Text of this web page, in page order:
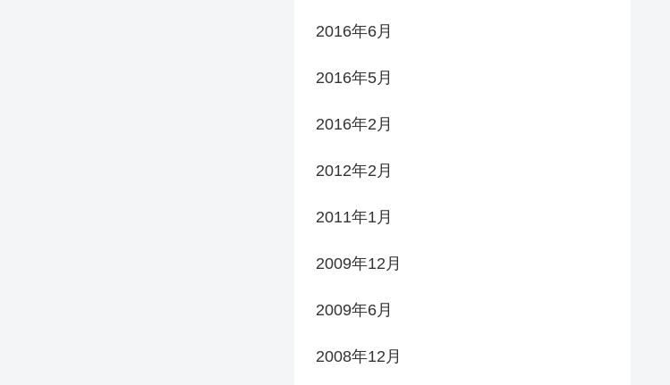
2016年6月
2016年5月
2016年2月
2012年2月
2011年1月
2009年12月
2009年6月
2008年12月